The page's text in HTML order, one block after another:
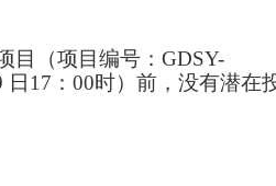
目（项目编号：GDSY-
日17：00时）前，没有潜在